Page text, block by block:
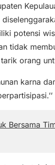
potensi
tidak
orang
karna
Bersama